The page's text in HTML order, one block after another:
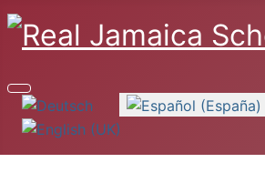
Seleccione su idioma